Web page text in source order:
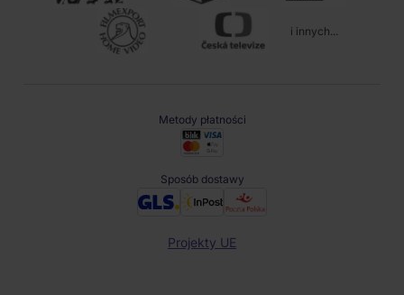
i innych...
Metody płatności
Sposób dostawy
Projekty UE